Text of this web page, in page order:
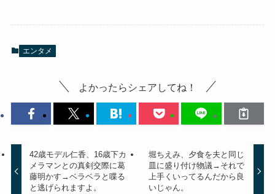
エンタメ
よかったらシェアしてね！
42歳モデル仁香、16歳下カ
メラマンとの真剣交際に葛
藤明かす→ベラベラと喋る
と逃げられますよ。
堀ちえみ、夕食を夫と同じ
皿に盛り付け物議→それで
上手くいってるんだから良
いじゃん。